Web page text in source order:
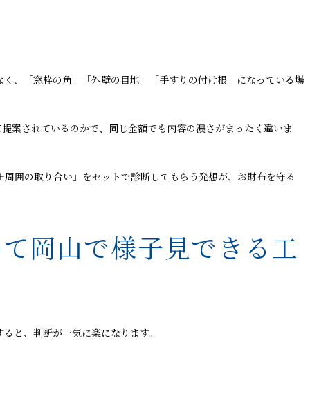
、「窓枠の角」「外壁の目地」「手すりの付け根」になっている場
案されているのかで、同じ金額でも内容の濃さがまったく違いま
囲の取り合い」をセットで診断してもらう発想が、お財布を守る
岡山で様子見できる工
と、判断が一気に楽になります。